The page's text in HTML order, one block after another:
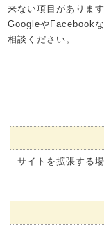
来ない項目があります
GoogleやFacebook
相談ください。
サイトを拡張する